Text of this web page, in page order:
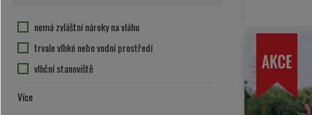
nemá zvláštní nároky na vláhu
trvale vlhké nebo vodní prostředí
vlhční stanoviště
Více